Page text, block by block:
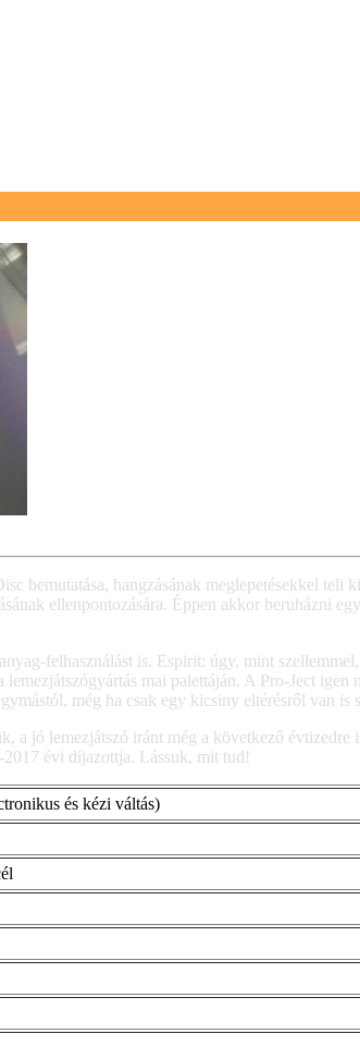
bemutatása, hangzásának meglepetésekkel teli
ellenpontozására. Éppen akkor beruházni
felhasználást is. Espirit: úgy, mint
mai palettáján. A Pro-Ject igen
még ha csak egy kicsiny eltérésről van is
jó lemezjátszó iránt még a következő évtizedre
évi díjazottja. Lássuk, mit tud!
és kézi váltás)